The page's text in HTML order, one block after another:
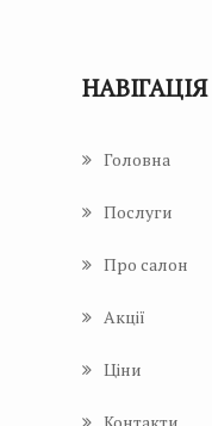
НАВІГАЦІЯ
Головна
Послуги
Про салон
Акції
Ціни